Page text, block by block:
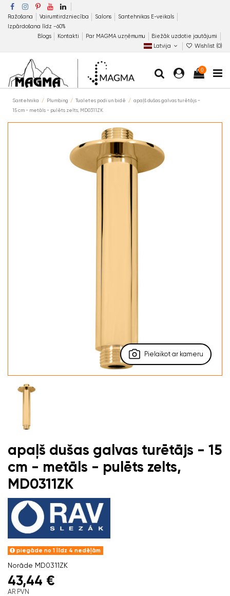
Ražošana Vairumtirdzniecība Salons
Santehnikas E-veikals
Izpārdošana līdz −60%
Blogs
Kontakti Par MAGMA uzņēmumu
Biežāk uzdotie jautājumi
Latvija
Wishlist (0)
0
Santehnika Plumbing Tualetes podi un bidē
apaļš dušas galvas turētājs -
15 cm - metāls - pulēts zelts, MD0311ZK
Pielaikot ar kameru
apaļš dušas galvas turētājs - 15
cm - metāls - pulēts zelts,
MD0311ZK
piegāde no 1 līdz 4 nedēļām
Norāde MD0311ZK
43,44 €
AR PVN